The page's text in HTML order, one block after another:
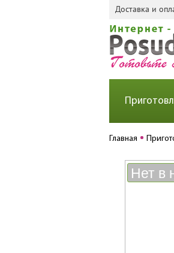
Доставка и
Главная
Нет в